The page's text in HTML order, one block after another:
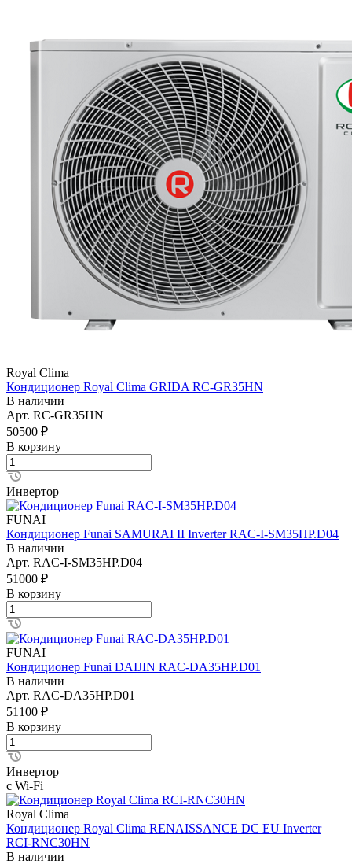
Royal Clima
Кондиционер Royal Clima GRIDA RC-GR35HN
В наличии
Арт. RC-GR35HN
50500 ₽
В корзину
Инвертор
FUNAI
Кондиционер Funai SAMURAI II Inverter RAC-I-SM35HP.D04
В наличии
Арт. RAC-I-SM35HP.D04
51000 ₽
В корзину
FUNAI
Кондиционер Funai DAIJIN RAC-DA35HP.D01
В наличии
Арт. RAC-DA35HP.D01
51100 ₽
В корзину
Инвертор
с Wi-Fi
Royal Clima
Кондиционер Royal Clima RENAISSANCE DC EU Inverter
RCI-RNС30HN
В наличии